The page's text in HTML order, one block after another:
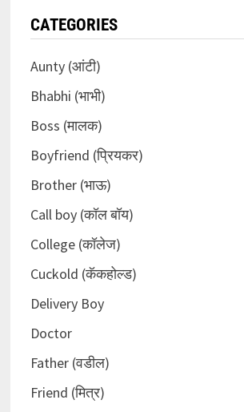
CATEGORIES
Aunty (आंटी)
Bhabhi (भाभी)
Boss (मालक)
Boyfriend (प्रियकर)
Brother (भाऊ)
Call boy (कॉल बॉय)
College (कॉलेज)
Cuckold (कॅकहोल्ड)
Delivery Boy
Doctor
Father (वडील)
Friend (मित्र)